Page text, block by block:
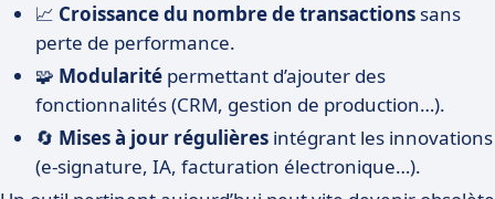
📈 Croissance du nombre de transactions sans
perte de performance.
🧩 Modularité permettant d’ajouter des
fonctionnalités (CRM, gestion de production…).
🔄 Mises à jour régulières intégrant les innovations
(e-signature, IA, facturation électronique…).